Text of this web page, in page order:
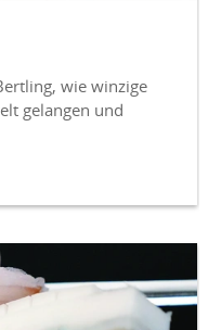
wie winzige
gelangen und